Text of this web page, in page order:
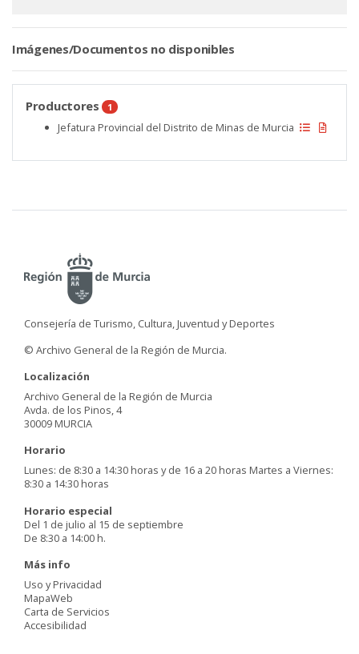
Imágenes/Documentos no disponibles
Productores 1
Jefatura Provincial del Distrito de Minas de Murcia
Consejería de Turismo, Cultura, Juventud y Deportes
© Archivo General de la Región de Murcia.
Localización
Archivo General de la Región de Murcia
Avda. de los Pinos, 4
30009 MURCIA
Horario
Lunes: de 8:30 a 14:30 horas y de 16 a 20 horas Martes a Viernes:
8:30 a 14:30 horas
Horario especial
Del 1 de julio al 15 de septiembre
De 8:30 a 14:00 h.
Más info
Uso y Privacidad
MapaWeb
Carta de Servicios
Accesibilidad